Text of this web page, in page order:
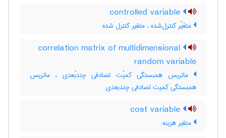
متغیّر کنترل‌شده ، متغیر کنترل شده
correlation matrix of multidimensional
random variable
ماتریس همبستگی کمیّت تصادفی چندبُعدی ، ماتریس
همبستگی کمیت تصادفی چندبعدی
متغیر هزینه